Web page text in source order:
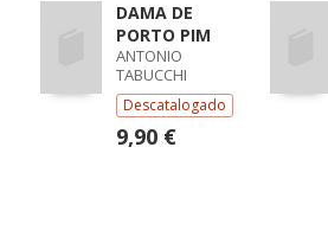
DAMA DE
PORTO PIM
ANTONIO
TABUCCHI
Descatalogado
9,90 €